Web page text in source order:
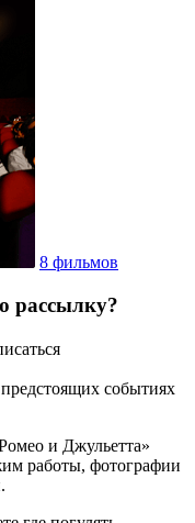
8 фильмов
рассылку?
событиях
и Джульетта»
работы, фотографии